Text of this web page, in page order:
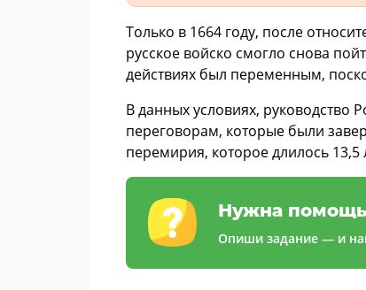
Только в 1664 году, после
русское войско смогло снова
действиях был переменным,
В данных условиях,
переговорам, которые были
перемирия, которое длилось 13,5
Нужна помощь
Опиши задание — и